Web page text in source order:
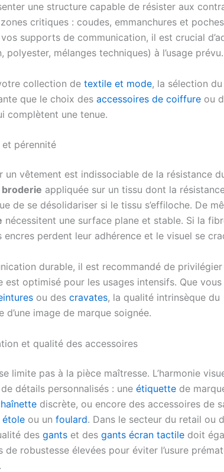
une structure capable de résister aux
critiques : coudes, emmanchures et
supports de communication, il est crucial
mélanges techniques) à l’usage prévu.
collection de textile et mode, la sélection du
que le choix des accessoires de coiffure ou
complètent une tenue.
et pérennité
un vêtement est indissociable de la résistance
broderie appliquée sur un tissu dont la
de se désolidariser si le tissu s’effiloche. De
nécessitent une surface plane et stable. Si la
encres perdent leur adhérence et le visuel se
durable, il est recommandé de
est optimisé pour les usages intensifs. Que
ou des cravates, la qualité intrinsèque du
d’une image de marque soignée.
et qualité des accessoires
limite pas à la pièce maîtresse. L’harmonie
détails personnalisés : une étiquette de
discrète, ou encore des accessoires de
étole ou un foulard. Dans le secteur du retail ou
des gants et des gants écran tactile doit
de robustesse élevées pour éviter l’usure